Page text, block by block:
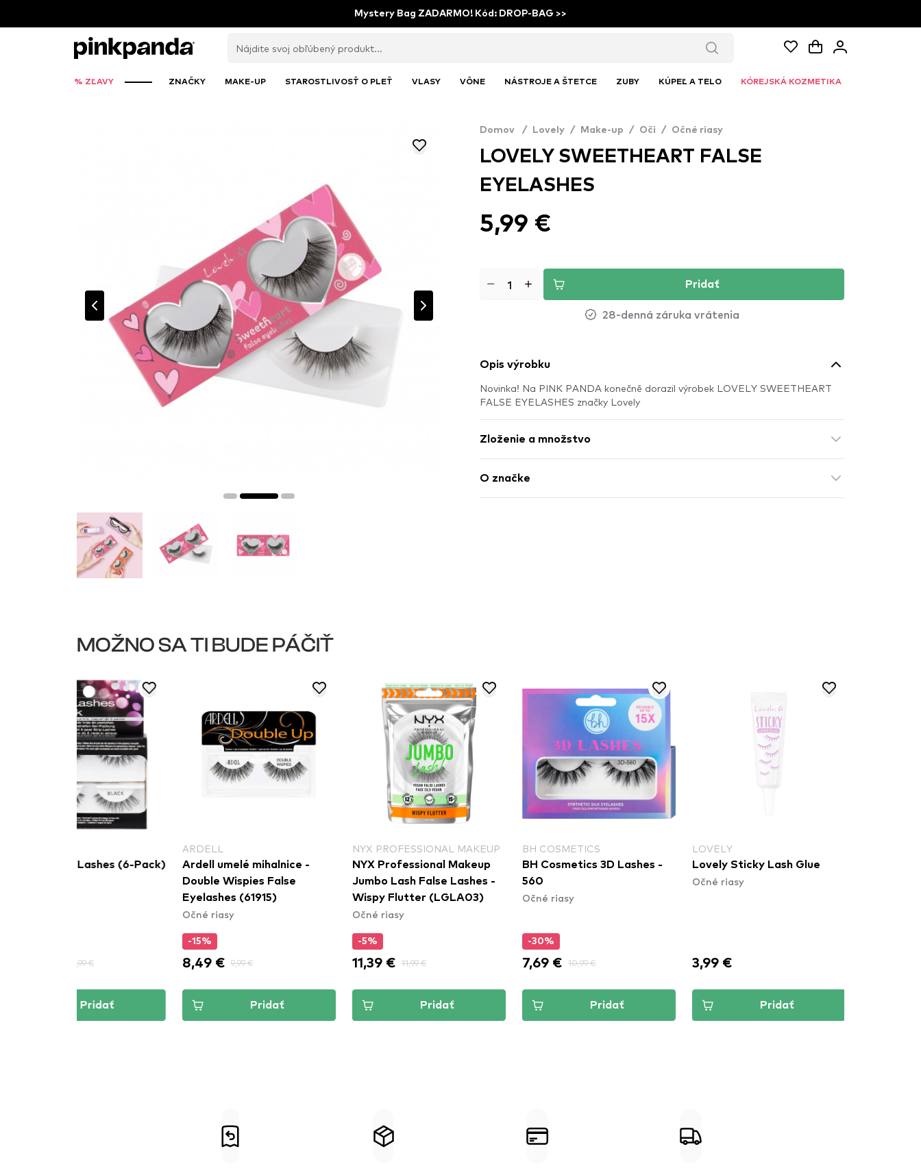
Mystery Bag ZADARMO! Kód: DROP-BAG >>
% ZĽAVY ZNAČKY MAKE-UP STAROSTLIVOSŤ O PLEŤ VLASY VÔNE NÁSTROJE A ŠTETCE ZUBY KÚPEĽ A TELO KÓREJSKÁ KOZMETIKA
Domov / Lovely / Make-up / Oči / Očné riasy
LOVELY SWEETHEART FALSE
EYELASHES
5,99 €
Pridať
28-denná záruka vrátenia
Opis výrobku
Novinka! Na PINK PANDA konečně dorazil výrobek LOVELY SWEETHEART
FALSE EYELASHES značky Lovely
Zloženie a množstvo
O značke
MOŽNO SA TI BUDE PÁČIŤ
Ardell Strip Lashes (6-Pack)
27,99 €
Pridať
ARDELL
Ardell umelé mihalnice -
Double Wispies False
Eyelashes (61915)
Očné riasy
-15%
8,49 € 9,99 €
Pridať
NYX PROFESSIONAL MAKEUP
NYX Professional Makeup
Jumbo Lash False Lashes -
Wispy Flutter (LGLA03)
Očné riasy
-5%
11,39 € 11,99 €
Pridať
BH COSMETICS
BH Cosmetics 3D Lashes -
560
Očné riasy
-30%
7,69 € 10,99 €
Pridať
LOVELY
Lovely Sticky Lash Glue
Očné riasy
3,99 €
Pridať